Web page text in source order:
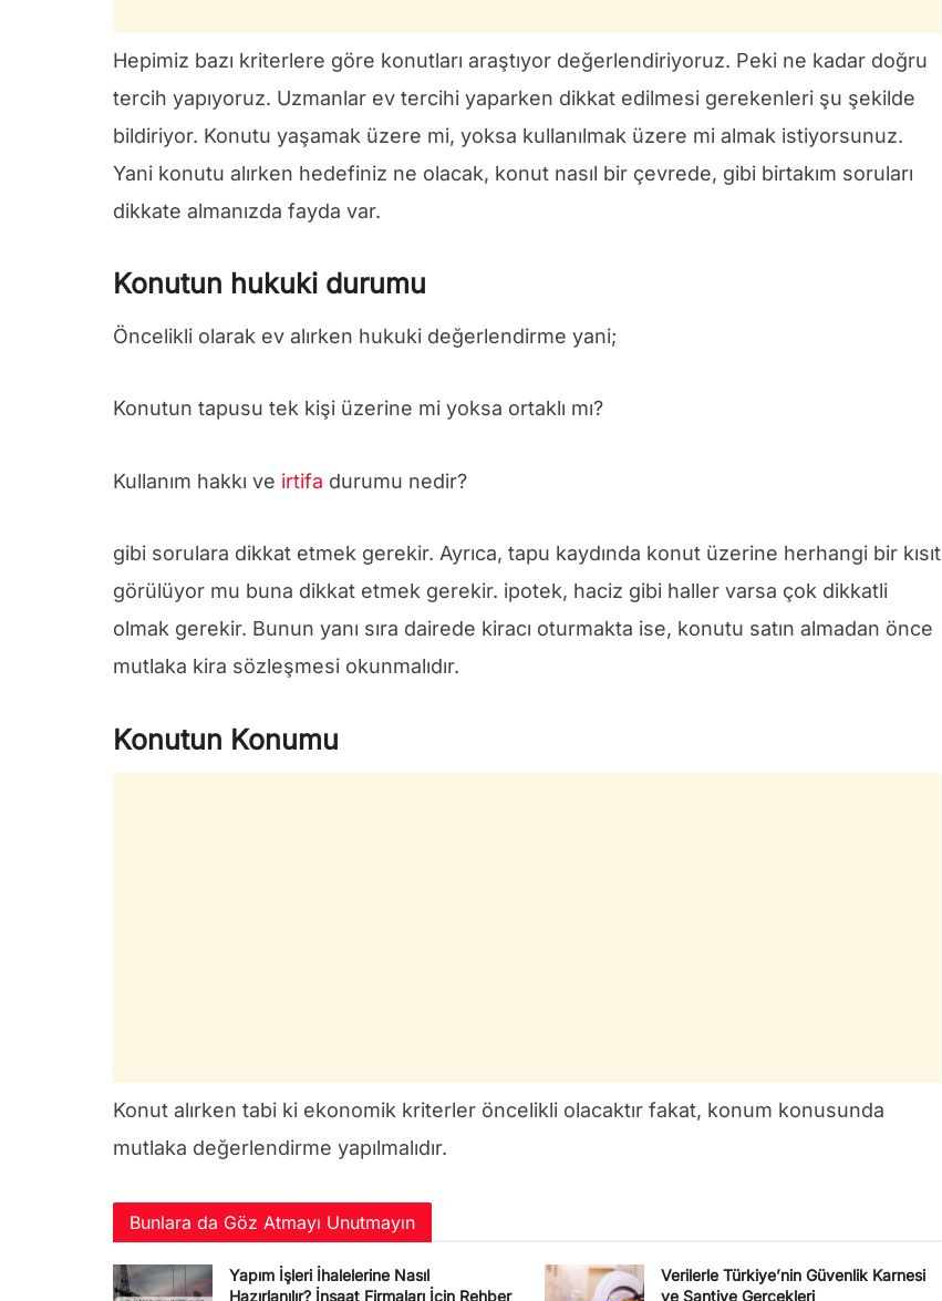
Hepimiz bazı kriterlere göre konutları araştıyor değerlendiriyoruz. Peki ne kadar doğru
tercih yapıyoruz. Uzmanlar ev tercihi yaparken dikkat edilmesi gerekenleri şu şekilde
bildiriyor. Konutu yaşamak üzere mi, yoksa kullanılmak üzere mi almak istiyorsunuz.
Yani konutu alırken hedefiniz ne olacak, konut nasıl bir çevrede, gibi birtakım soruları
dikkate almanızda fayda var.
Konutun hukuki durumu
Öncelikli olarak ev alırken hukuki değerlendirme yani;
Konutun tapusu tek kişi üzerine mi yoksa ortaklı mı?
Kullanım hakkı ve irtifa durumu nedir?
gibi sorulara dikkat etmek gerekir. Ayrıca, tapu kaydında konut üzerine herhangi bir kısıt
görülüyor mu buna dikkat etmek gerekir. ipotek, haciz gibi haller varsa çok dikkatli
olmak gerekir. Bunun yanı sıra dairede kiracı oturmakta ise, konutu satın almadan önce
mutlaka kira sözleşmesi okunmalıdır.
Konutun Konumu
Konut alırken tabi ki ekonomik kriterler öncelikli olacaktır fakat, konum konusunda
mutlaka değerlendirme yapılmalıdır.
Bunlara da Göz Atmayı Unutmayın
Yapım İşleri İhalelerine Nasıl
Hazırlanılır? İnşaat Firmaları İçin Rehber
Verilerle Türkiye’nin Güvenlik Karnesi
ve Şantiye Gerçekleri